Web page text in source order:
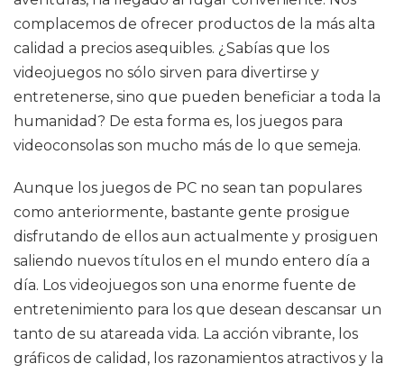
complacemos de ofrecer productos de la más alta
calidad a precios asequibles. ¿Sabías que los
videojuegos no sólo sirven para divertirse y
entretenerse, sino que pueden beneficiar a toda la
humanidad? De esta forma es, los juegos para
videoconsolas son mucho más de lo que semeja.
Aunque los juegos de PC no sean tan populares
como anteriormente, bastante gente prosigue
disfrutando de ellos aun actualmente y prosiguen
saliendo nuevos títulos en el mundo entero día a
día. Los videojuegos son una enorme fuente de
entretenimiento para los que desean descansar un
tanto de su atareada vida. La acción vibrante, los
gráficos de calidad, los razonamientos atractivos y la